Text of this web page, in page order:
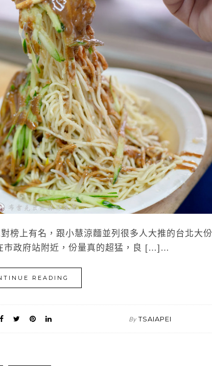
榜上有名，跟小慧涼麵並列很多人大推的台北大份
市政府站附近，份量真的超猛，良 […]…
READING
By TSAIAPEI